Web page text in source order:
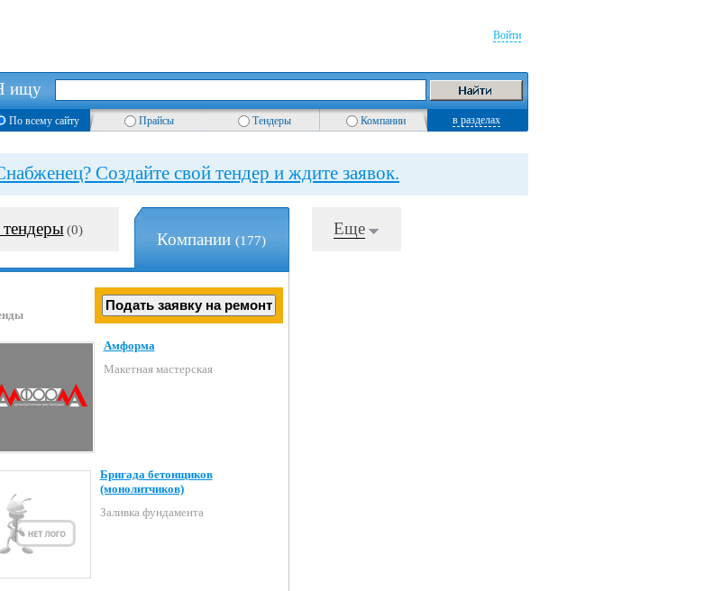
Войти
ищу
По всему сайту Прайсы Тендеры Компании в разделах
Создайте свой тендер и ждите заявок.
(0) Компании (177)
Еще
Амформа
Макетная мастерская
Бригада бетонщиков
(монолитчиков)
Заливка фундамента